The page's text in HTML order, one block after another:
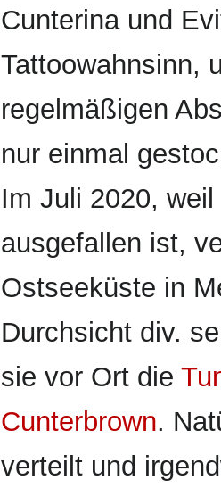
Cunterina und
Tattoowahnsinn,
regelmäßigen
nur einmal
Im Juli 2020,
ausgefallen ist,
Ostseeküste in
Durchsicht div.
sie vor Ort die
Cunterbrown.
verteilt und